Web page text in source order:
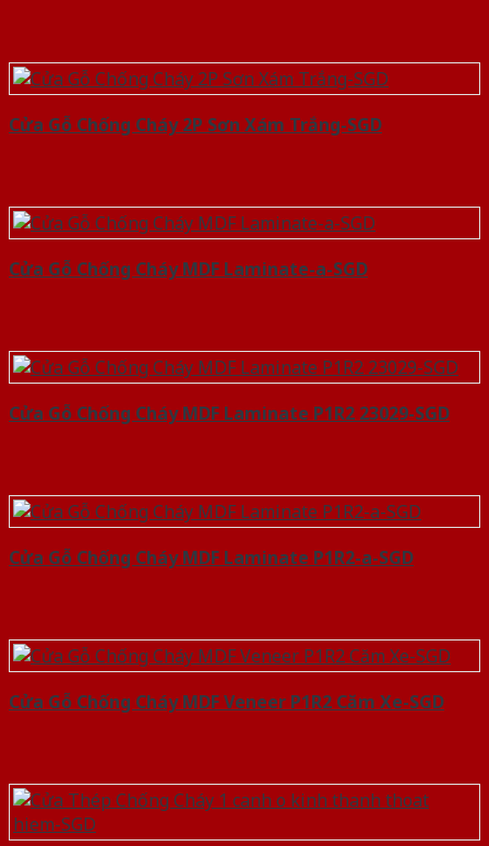
Cửa Gỗ Chống Cháy 2P Sơn Xám Trắng-SGD
Cửa Gỗ Chống Cháy MDF Laminate-a-SGD
Cửa Gỗ Chống Cháy MDF Laminate P1R2 23029-SGD
Cửa Gỗ Chống Cháy MDF Laminate P1R2-a-SGD
Cửa Gỗ Chống Cháy MDF Veneer P1R2 Căm Xe-SGD